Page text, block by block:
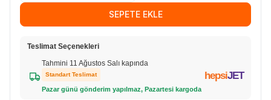
SEPETE EKLE
Teslimat Seçenekleri
Tahmini 11 Ağustos Salı kapında
Standart Teslimat
Pazar günü gönderim yapılmaz, Pazartesi kargoda
hepsiJET